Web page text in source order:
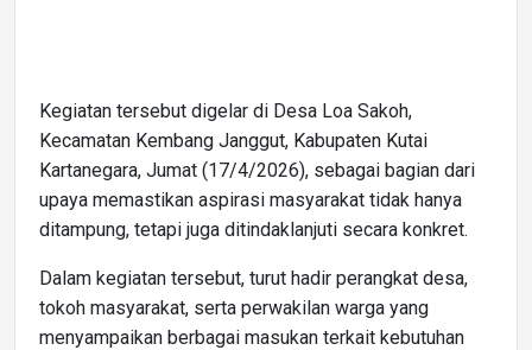
Kegiatan tersebut digelar di Desa Loa Sakoh,
Kecamatan Kembang Janggut, Kabupaten Kutai
Kartanegara, Jumat (17/4/2026), sebagai bagian dari
upaya memastikan aspirasi masyarakat tidak hanya
ditampung, tetapi juga ditindaklanjuti secara konkret.
Dalam kegiatan tersebut, turut hadir perangkat desa,
tokoh masyarakat, serta perwakilan warga yang
menyampaikan berbagai masukan terkait kebutuhan